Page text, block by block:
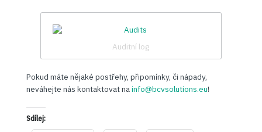
Auditní log
Pokud máte nějaké postřehy, připomínky, či nápady,
neváhejte nás kontaktovat na info@bcvsolutions.eu!
Sdílej: